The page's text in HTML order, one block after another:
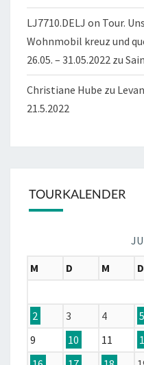
LJ7710.DELJ on Tour.
Wohnmobil kreuz und
26.05. – 31.05.2022 zu
Christiane Hube zu
21.5.2022
TOURKALENDER
M
D M D
2
3 4 5
9
10 11